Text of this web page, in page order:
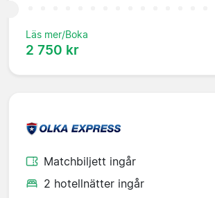
Läs mer/Boka
2 750 kr
Matchbiljett ingår
2 hotellnätter ingår